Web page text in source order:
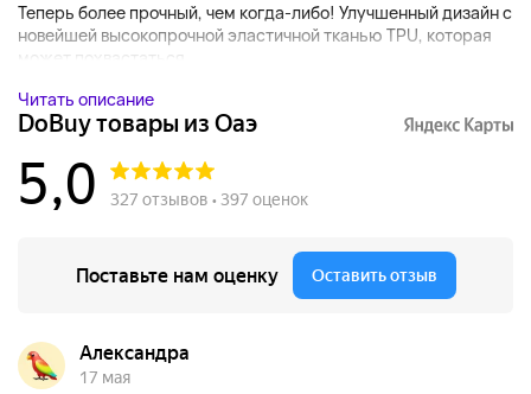
Теперь более прочный, чем когда-либо! Улучшенный дизайн с
новейшей высокопрочной эластичной тканью TPU, которая
может похвастаться...
Читать описание